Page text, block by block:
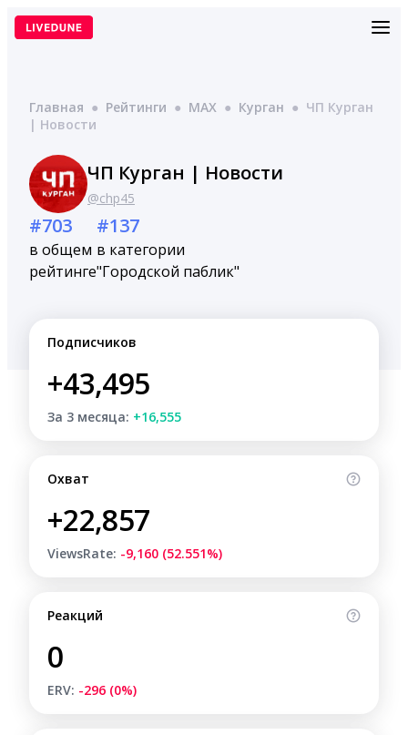
Перейти
Главная ● Рейтинги ● MAX ● Курган ● ЧП Курган
| Новости
ЧП Курган | Новости
@chp45
#703
в общем
рейтинге
#137
в категории
"Городской паблик"
Подписчиков
+43,495
За 3 месяца: +16,555
Охват
+22,857
ViewsRate: -9,160 (52.551%)
Реакций
0
ERV: -296 (0%)